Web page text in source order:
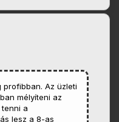
profibban. Az üzleti
mélyíteni az
a
lesz a 8-as